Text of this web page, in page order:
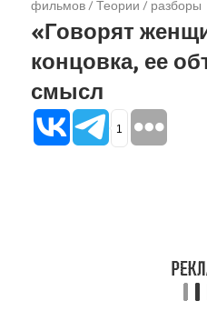
фильмов/Теории / разборы
«Говорят
концовка, ее
смысл
1